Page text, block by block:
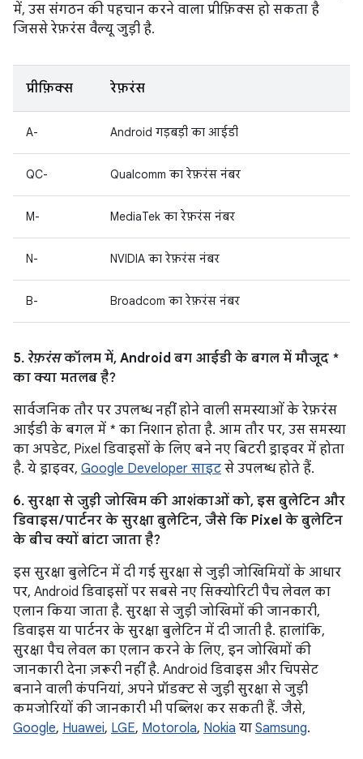
में, उस संगठन की पहचान करने वाला प्रीफ़िक्स हो सकता है
जिससे रेफ़रंस वैल्यू जुड़ी है.
प्रीफ़िक्स रेफ़रंस
A- Android गड़बड़ी का आईडी
QC- Qualcomm का रेफ़रंस नंबर
M- MediaTek का रेफ़रंस नंबर
N- NVIDIA का रेफ़रंस नंबर
B- Broadcom का रेफ़रंस नंबर
5. रेफ़रंसकॉलम में, Android बग आईडी के बगल में मौजूद *
का क्या मतलब है?
सार्वजनिक तौर पर उपलब्ध नहीं होने वाली समस्याओं के रेफ़रंस
आईडी के बगल में * का निशान होता है. आम तौर पर, उस समस्या
का अपडेट, Pixel डिवाइसों के लिए बने नए बिटरी ड्राइवर में होता
है. ये ड्राइवर, Google Developer साइट से उपलब्ध होते हैं.
6. सुरक्षा से जुड़ी जोखिम की आशंकाओं को, इस बुलेटिन और
डिवाइस / पार्टनर के सुरक्षा बुलेटिन, जैसे कि Pixel के बुलेटिन
के बीच क्यों बांटा जाता है?
इस सुरक्षा बुलेटिन में दी गई सुरक्षा से जुड़ी जोखिमियों के आधार
पर, Android डिवाइसों पर सबसे नए सिक्योरिटी पैच लेवल का
एलान किया जाता है. सुरक्षा से जुड़ी जोखिमों की जानकारी,
डिवाइस या पार्टनर के सुरक्षा बुलेटिन में दी जाती है. हालांकि,
सुरक्षा पैच लेवल का एलान करने के लिए, इन जोखिमों की
जानकारी देना ज़रूरी नहीं है. Android डिवाइस और चिपसेट
बनाने वाली कंपनियां, अपने प्रॉडक्ट से जुड़ी सुरक्षा से जुड़ी
कमजोरियों की जानकारी भी पब्लिश कर सकती हैं. जैसे,
Google, Huawei, LGE, Motorola, Nokia या Samsung.